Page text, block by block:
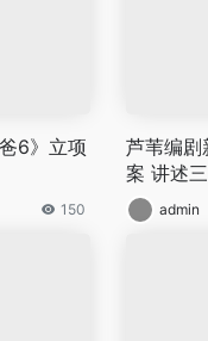
6》立项
150
芦苇编剧
案 讲述
admin